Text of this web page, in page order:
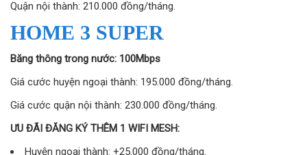
Quận nội thành: 210.000 đồng/tháng.
HOME 3 SUPER
Băng thông trong nước: 100Mbps
Giá cước huyện ngoại thành: 195.000 đồng/tháng.
Giá cước quận nội thành: 230.000 đồng/tháng.
ƯU ĐÃI ĐĂNG KÝ THÊM 1 WIFI MESH:
Huyện ngoại thành: +25.000 đồng/tháng.